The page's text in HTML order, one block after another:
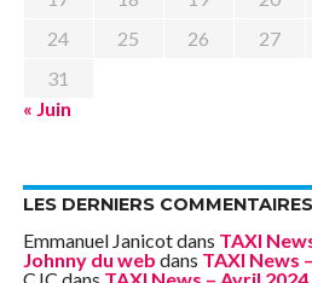
24
25 26 27
31
« Juin
LES DERNIERS COMMENTAIRES
Emmanuel Janicotdans TAXI
Johnny du web dans TAXI News